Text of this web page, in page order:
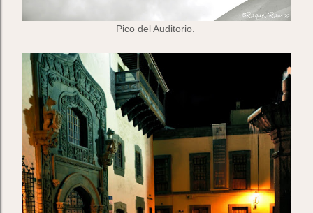
Pico del Auditorio.